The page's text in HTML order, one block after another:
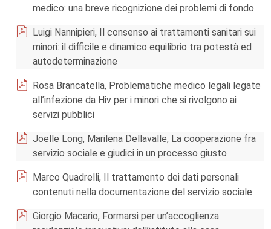
medico: una breve ricognizione dei problemi di fondo
Luigi Nannipieri, Il consenso ai trattamenti sanitari sui
minori: il difficile e dinamico equilibrio tra potestà ed
autodeterminazione
Rosa Brancatella, Problematiche medico legali legate
all’infezione da Hiv per i minori che si rivolgono ai
servizi pubblici
Joelle Long, Marilena Dellavalle, La cooperazione fra
servizio sociale e giudici in un processo giusto
Marco Quadrelli, Il trattamento dei dati personali
contenuti nella documentazione del servizio sociale
Giorgio Macario, Formarsi per un’accoglienza